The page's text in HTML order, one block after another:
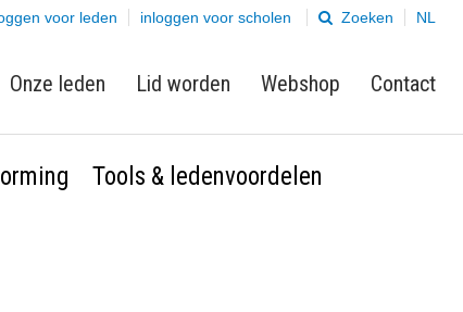
voor leden inloggen voor scholen Zoeken NL
Onze leden Lid worden Webshop Contact
Tools & ledenvoordelen